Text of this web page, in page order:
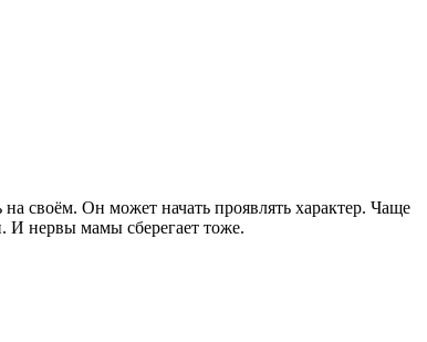
своём. Он может начать проявлять характер. Чаще
И нервы мамы сберегает тоже.